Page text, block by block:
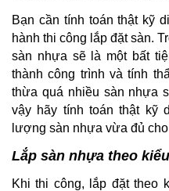
Bạn cần tính toán thật kỹ
hành thi công lắp đặt sàn.
sàn nhựa sẽ là một bất
thành công trình và tính
thừa quá nhiều sàn nhựa
vậy hãy tính toán thật kỹ
lượng sàn nhựa vừa đủ
Lắp sàn nhựa theo
Khi thi công, lắp đặt theo